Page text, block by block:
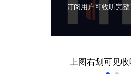
订阅用户可收听完
上图右划可见